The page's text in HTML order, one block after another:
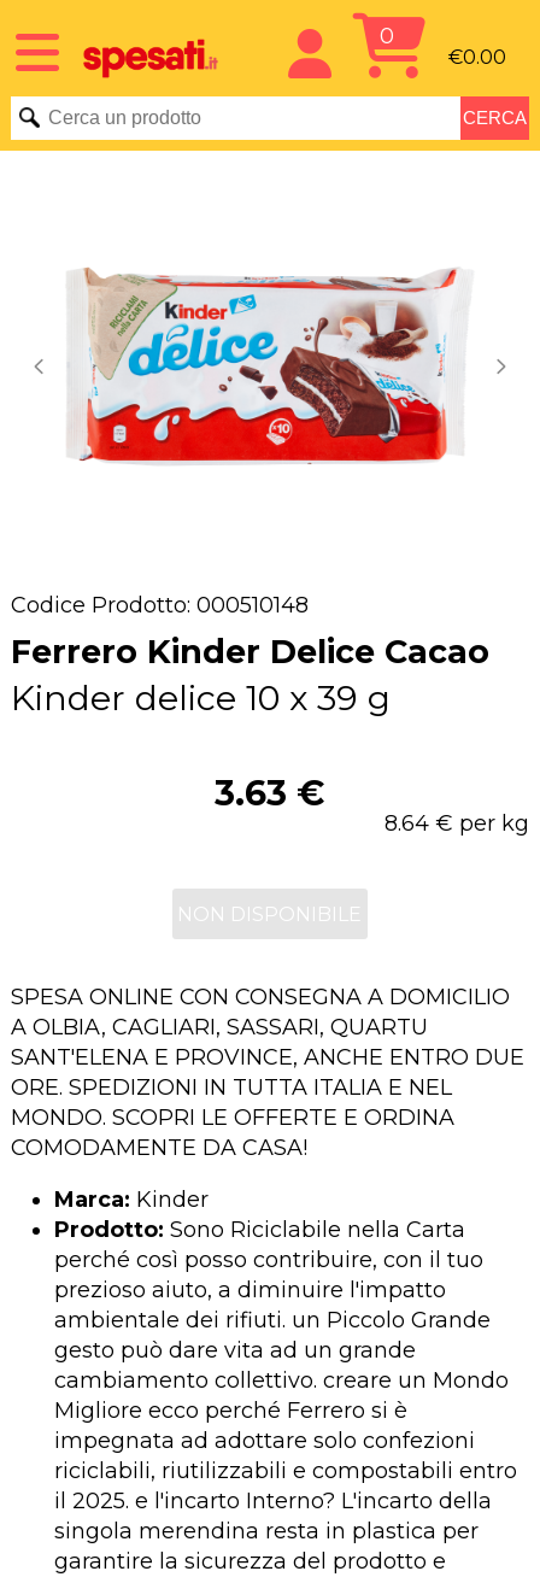
0
€0.00
Codice Prodotto: 000510148
Ferrero Kinder Delice Cacao
Kinder delice 10 x 39 g
3.63 €
8.64 € per kg
NON DISPONIBILE
SPESA ONLINE CON CONSEGNA A DOMICILIO
A OLBIA, CAGLIARI, SASSARI, QUARTU
SANT'ELENA E PROVINCE, ANCHE ENTRO DUE
ORE. SPEDIZIONI IN TUTTA ITALIA E NEL
MONDO. SCOPRI LE OFFERTE E ORDINA
COMODAMENTE DA CASA!
Marca: Kinder
Prodotto: Sono Riciclabile nella Carta
perché così posso contribuire, con il tuo
prezioso aiuto, a diminuire l'impatto
ambientale dei rifiuti. un Piccolo Grande
gesto può dare vita ad un grande
cambiamento collettivo. creare un Mondo
Migliore ecco perché Ferrero si è
impegnata ad adottare solo confezioni
riciclabili, riutilizzabili e compostabili entro
il 2025. e l'incarto Interno? L'incarto della
singola merendina resta in plastica per
garantire la sicurezza del prodotto e